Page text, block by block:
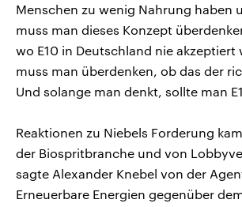
Menschen zu wenig Nahrung haben
muss man dieses Konzept
wo E10 in Deutschland nie akzeptiert
muss man überdenken, ob das der
Und solange man denkt, sollte man
Reaktionen zu Niebels Forderung
der Biospritbranche und von
sagte Alexander Knebel von der
Erneuerbare Energien gegenüber